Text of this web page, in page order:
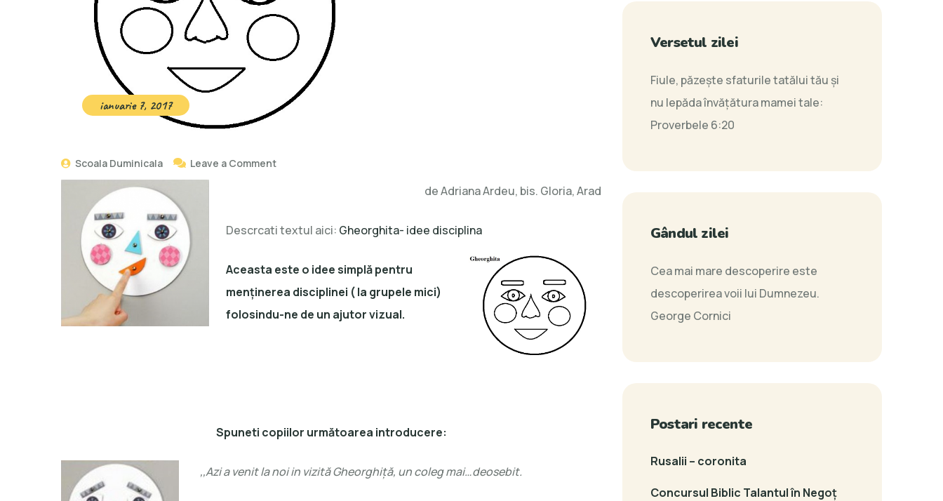
ianuarie 7, 2017
Scoala Duminicala Leave a Comment
de Adriana Ardeu, bis. Gloria, Arad
Descrcati textul aici: Gheorghita- idee disciplina
Aceasta este o idee simplă pentru
menţinerea disciplinei ( la grupele mici)
folosindu-ne de un ajutor vizual.
Spuneti copiilor următoarea introducere:
,,Azi a venit la noi in vizită Gheorghiţă, un coleg mai…deosebit.
Versetul zilei
Fiule, păzeşte sfaturile tatălui tău şi
nu lepăda învăţătura mamei tale:
Proverbele 6:20
Gândul zilei
Cea mai mare descoperire este
descoperirea voii lui Dumnezeu.
George Cornici
Postari recente
Rusalii – coronita
Concursul Biblic Talantul în Negoț